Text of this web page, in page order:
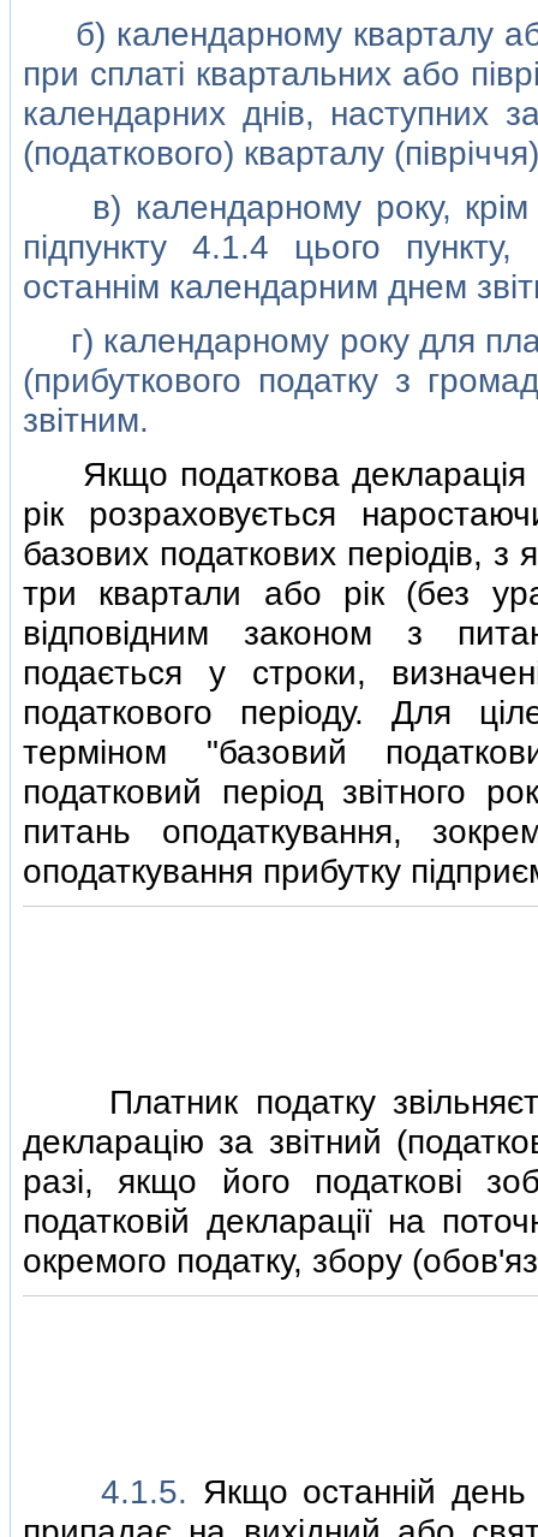
б) календарному кварталу
при сплатi квартальних або
календарних днiв, наступних
(податкового) кварталу
в) календарному року, крiм
пiдпункту 4.1.4 цього
останнiм календарним днем
г) календарному року для
(прибуткового податку з
звiтним.
Якщо податкова
рiк розраховується
базових податкових перiодiв, з
три квартали або рiк (без
вiдповiдним законом з
подається у строки,
податкового перiоду. Для
термiном "базовий
податковий перiод звiтного
питань оподаткування,
оподаткування прибутку
Платник податку
декларацiю за звiтний
разi, якщо його податковi
податковiй декларацiї на
окремого податку, збору
4.1.5. Якщо останнiй день